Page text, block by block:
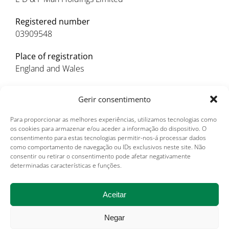
Gerir consentimento
Para proporcionar as melhores experiências, utilizamos tecnologias como
os cookies para armazenar e/ou aceder a informação do dispositivo. O
consentimento para estas tecnologias permitir-nos-á processar dados
como comportamento de navegação ou IDs exclusivos neste site. Não
consentir ou retirar o consentimento pode afetar negativamente
determinadas características e funções.
Aceitar
Negar
Registered number
03909548
Place of registration
England and Wales
Chadwick Court, 15 Hatfields
SE1 8DJ
UK
Termos de utilização
Política de cookies
Política de privacidade